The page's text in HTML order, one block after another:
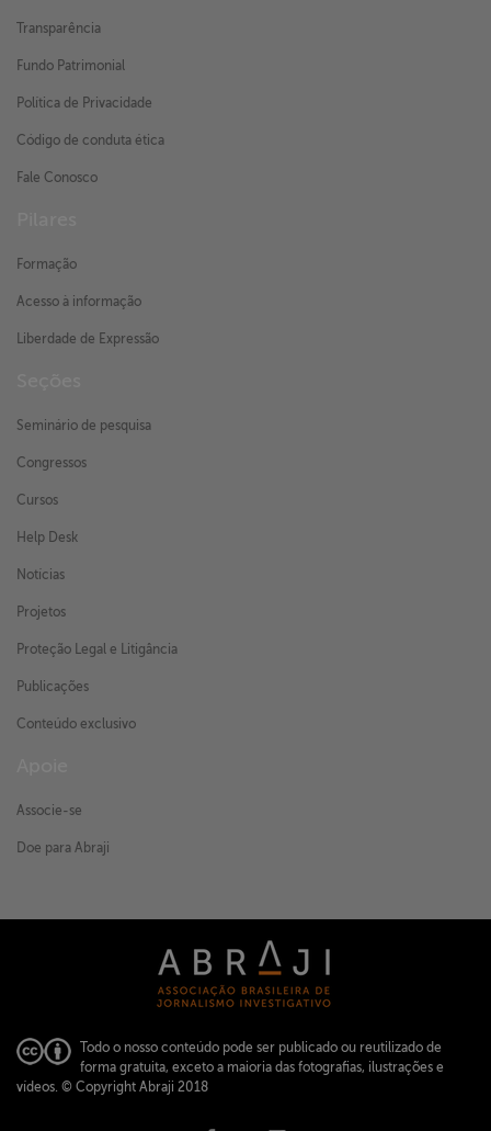
Transparência
Fundo Patrimonial
Política de Privacidade
Código de conduta ética
Fale Conosco
Formação
Acesso à informação
Liberdade de Expressão
Seminário de pesquisa
Congressos
Cursos
Help Desk
Notícias
Projetos
Proteção Legal e Litigância
Publicações
Conteúdo exclusivo
Associe-se
Doe para Abraji
Todo o nosso conteúdo pode ser publicado ou reutilizado de
forma gratuita, exceto a maioria das fotografias, ilustrações e
vídeos. © Copyright Abraji 2018